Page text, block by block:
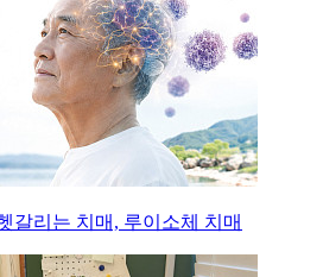
갈리는 치매, 루이소체 치매